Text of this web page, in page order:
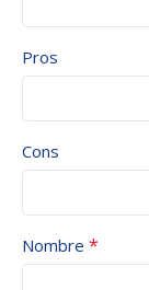
Pros
Cons
Nombre *